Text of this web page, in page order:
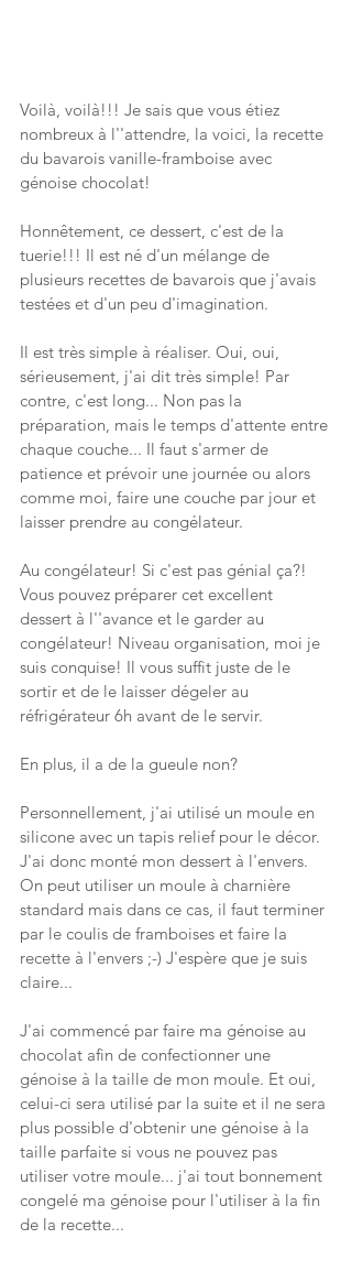
Voilà, voilà!!! Je sais que vous étiez
nombreux à l''attendre, la voici, la recette
du bavarois vanille-framboise avec
génoise chocolat!
Honnêtement, ce dessert, c'est de la
tuerie!!! Il est né d'un mélange de
plusieurs recettes de bavarois que j'avais
testées et d'un peu d'imagination.
Il est très simple à réaliser. Oui, oui,
sérieusement, j'ai dit très simple! Par
contre, c'est long... Non pas la
préparation, mais le temps d'attente entre
chaque couche... Il faut s'armer de
patience et prévoir une journée ou alors
comme moi, faire une couche par jour et
laisser prendre au congélateur.
Au congélateur! Si c'est pas génial ça?!
Vous pouvez préparer cet excellent
dessert à l''avance et le garder au
congélateur! Niveau organisation, moi je
suis conquise! Il vous suffit juste de le
sortir et de le laisser dégeler au
réfrigérateur 6h avant de le servir.
En plus, il a de la gueule non?
Personnellement, j'ai utilisé un moule en
silicone avec un tapis relief pour le décor.
J'ai donc monté mon dessert à l'envers.
On peut utiliser un moule à charnière
standard mais dans ce cas, il faut terminer
par le coulis de framboises et faire la
recette à l'envers ;-) J'espère que je suis
claire...
J'ai commencé par faire ma génoise au
chocolat afin de confectionner une
génoise à la taille de mon moule. Et oui,
celui-ci sera utilisé par la suite et il ne sera
plus possible d'obtenir une génoise à la
taille parfaite si vous ne pouvez pas
utiliser votre moule... j'ai tout bonnement
congelé ma génoise pour l'utiliser à la fin
de la recette...